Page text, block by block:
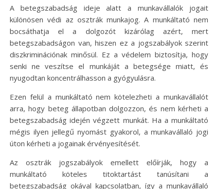
A betegszabadság ideje alatt a munkavállalók jogait
különösen védi az osztrák munkajog. A munkáltató nem
bocsáthatja el a dolgozót kizárólag azért, mert
betegszabadságon van, hiszen ez a jogszabályok szerint
diszkriminációnak minősül. Ez a védelem biztosítja, hogy
senki ne veszítse el munkáját a betegsége miatt, és
nyugodtan koncentrálhasson a gyógyulásra.
Ezen felül a munkáltató nem kötelezheti a munkavállalót
arra, hogy beteg állapotban dolgozzon, és nem kérheti a
betegszabadság idején végzett munkát. Ha a munkáltató
mégis ilyen jellegű nyomást gyakorol, a munkavállaló jogi
úton kérheti a jogainak érvényesítését.
Az osztrák jogszabályok emellett előírják, hogy a
munkáltató köteles titoktartást tanúsítani a
betegszabadság okával kapcsolatban, így a munkavállaló